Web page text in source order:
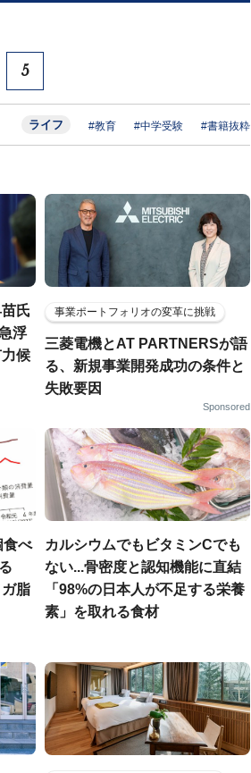
5
ライフ #教育 #中学受験 #書籍抜粋
氏
浮
力候
事業ポートフォリオの変革に挑戦
三菱電機とAT PARTNERSが語
る、新規事業開発成功の条件と
失敗要因
Sponsored
食べ
ガ脂
カルシウムでもビタミンCでも
ない...骨密度と認知機能に直結
「98%の日本人が不足する栄養
素」を取れる食材